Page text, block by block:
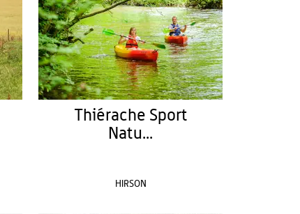
Thiérache Sport
Natu...
HIRSON